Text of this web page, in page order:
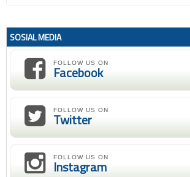
SOSIAL MEDIA
FOLLOW US ON
Facebook
FOLLOW US ON
Twitter
FOLLOW US ON
Instagram